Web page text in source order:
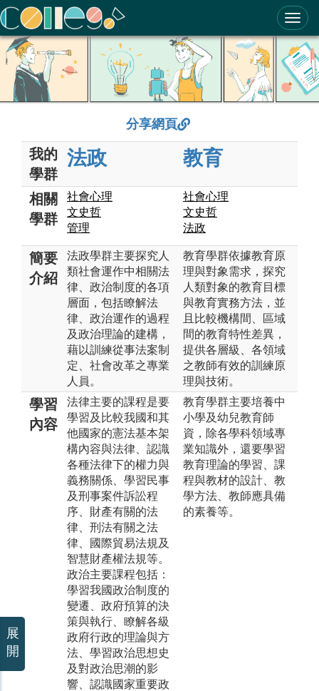
ColleGo! 大學選才與高中育才輔助系統
分享網頁
我的
學群
法政 教育
相關
學群
社會心理
文史哲
管理
社會心理
文史哲
法政
簡要
介紹
法政學群主要探究人
類社會運作中相關法
律、政治制度的各項
層面，包括瞭解法
律、政治運作的過程
及政治理論的建構，
藉以訓練從事法案制
定、社會改革之專業
人員。
教育學群依據教育原
理與對象需求，探究
人類對象的教育目標
與教育實務方法，並
且比較機構間、區域
間的教育特性差異，
提供各層級、各領域
之教師有效的訓練原
理與技術。
學習
內容
法律主要的課程是要
學習及比較我國和其
他國家的憲法基本架
構內容與法律、認識
各種法律下的權力與
義務關係、學習民事
及刑事案件訴訟程
序、財產有關的法
律、刑法有關之法
律、國際貿易法規及
智慧財產權法規等。
政治主要課程包括：
學習我國政治制度的
變遷、政府預算的決
策與執行、瞭解各級
政府行政的理論與方
法、學習政治思想史
及對政治思潮的影
響、認識國家重要政
教育學群主要培養中
小學及幼兒教育師
資，除各學科領域專
業知識外，還要學習
教育理論的學習、課
程與教材的設計、教
學方法、教師應具備
的素養等。
展
開